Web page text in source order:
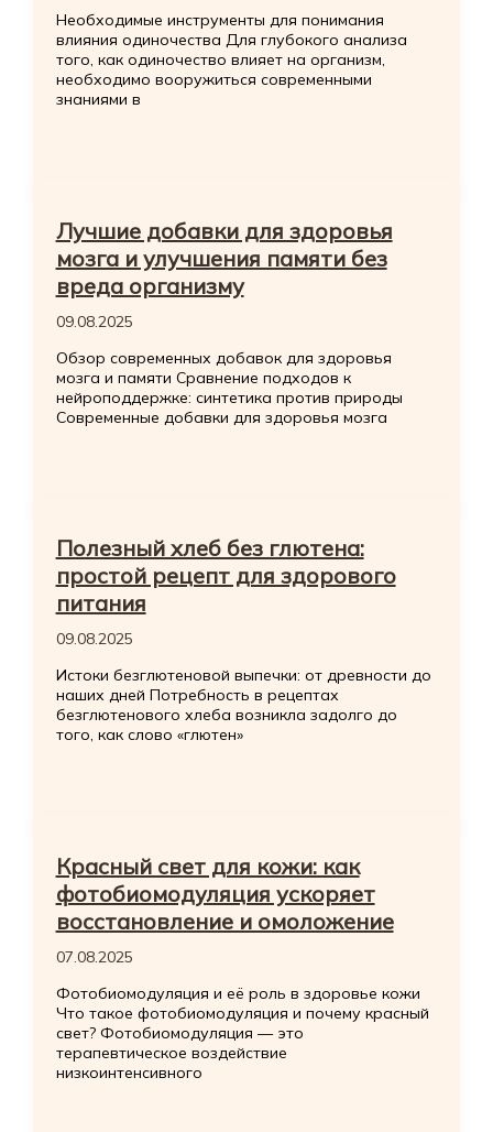
Необходимые инструменты для понимания
влияния одиночества Для глубокого анализа
того, как одиночество влияет на организм,
необходимо вооружиться современными
знаниями в
Лучшие добавки для здоровья
мозга и улучшения памяти без
вреда организму
09.08.2025
Обзор современных добавок для здоровья
мозга и памяти Сравнение подходов к
нейроподдержке: синтетика против природы
Современные добавки для здоровья мозга
Полезный хлеб без глютена:
простой рецепт для здорового
питания
09.08.2025
Истоки безглютеновой выпечки: от древности до
наших дней Потребность в рецептах
безглютенового хлеба возникла задолго до
того, как слово «глютен»
Красный свет для кожи: как
фотобиомодуляция ускоряет
восстановление и омоложение
07.08.2025
Фотобиомодуляция и её роль в здоровье кожи
Что такое фотобиомодуляция и почему красный
свет? Фотобиомодуляция — это
терапевтическое воздействие
низкоинтенсивного